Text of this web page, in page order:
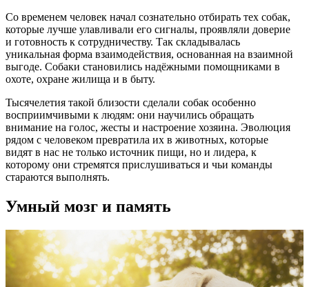
Со временем человек начал сознательно отбирать тех собак,
которые лучше улавливали его сигналы, проявляли доверие
и готовность к сотрудничеству. Так складывалась
уникальная форма взаимодействия, основанная на взаимной
выгоде. Собаки становились надёжными помощниками в
охоте, охране жилища и в быту.
Тысячелетия такой близости сделали собак особенно
восприимчивыми к людям: они научились обращать
внимание на голос, жесты и настроение хозяина. Эволюция
рядом с человеком превратила их в животных, которые
видят в нас не только источник пищи, но и лидера, к
которому они стремятся прислушиваться и чьи команды
стараются выполнять.
Умный мозг и память